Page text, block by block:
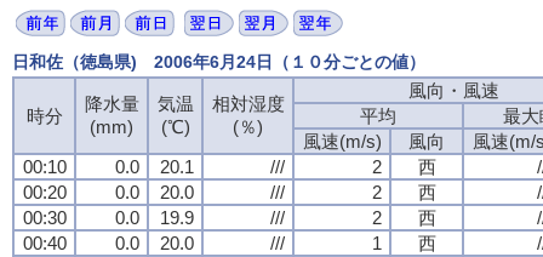
日和佐（徳島県) 2006年6月24日（１０分ごとの値）
時分
降水量
(mm)
気温
(℃)
相対湿度
(％)
風向・風速
平均
最大
風速(m/s)
風向
風速(m/
00:10
0.0 20.1 /// 2 西
00:20
0.0 20.0 /// 2 西
00:30
0.0 19.9 /// 2 西
00:40
0.0 20.0 /// 1 西